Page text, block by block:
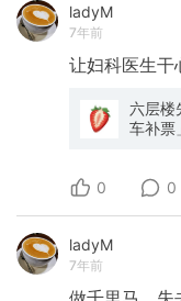
ladyM
7年前
让妇科医生干
六层楼
车补票
的，
0 0
ladyM
7年前